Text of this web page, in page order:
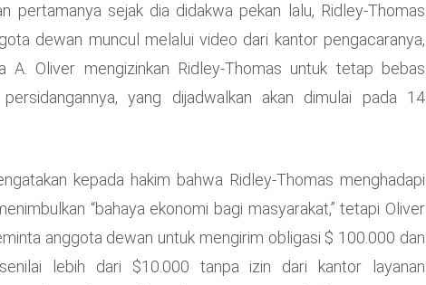
pertamanya sejak dia didakwa pekan lalu, Ridley-Thomas
dewan muncul melalui video dari kantor pengacaranya,
A. Oliver mengizinkan Ridley-Thomas untuk tetap bebas
yang dijadwalkan akan dimulai pada 14
kepada hakim bahwa Ridley-Thomas menghadapi
“bahaya ekonomi bagi masyarakat,” tetapi Oliver
anggota dewan untuk mengirim obligasi $ 100.000 dan
lebih dari $10.000 tanpa izin dari kantor layanan